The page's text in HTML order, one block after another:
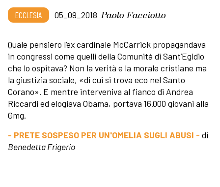
ECCLESIA 05_09_2018 Paolo Facciotto
Quale pensiero l’ex cardinale McCarrick propagandava
in congressi come quelli della Comunità di Sant’Egidio
che lo ospitava? Non la verità e la morale cristiane ma
la giustizia sociale, «di cui si trova eco nel Santo
Corano». E mentre interveniva al fianco di Andrea
Riccardi ed elogiava Obama, portava 16.000 giovani alla
Gmg.
- PRETE SOSPESO PER UN'OMELIA SUGLI ABUSI - di
Benedetta Frigerio